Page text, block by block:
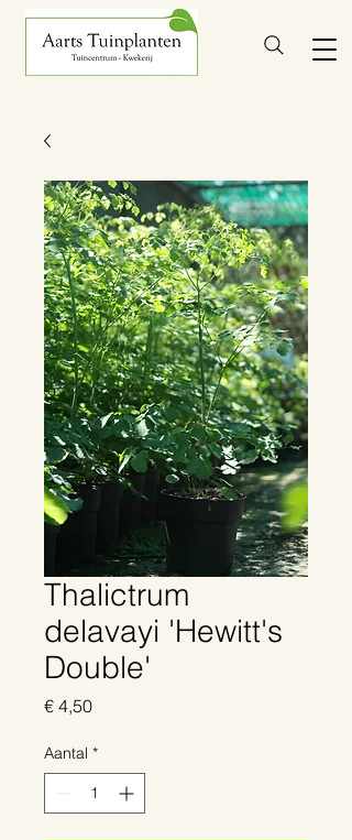
Thalictrum
delavayi 'Hewitt's
Double'
€ 4,50Prijs
Aantal *